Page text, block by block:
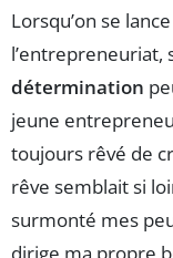
Lorsqu’on se
l’entrepreneuriat,
détermination
jeune
toujours rêvé de
rêve semblait si
surmonté mes
dirige ma propre